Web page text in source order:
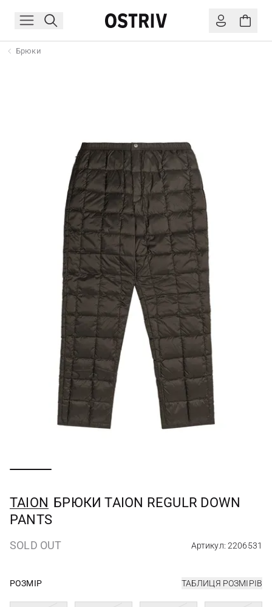
Брюки
TAION БРЮКИ TAION REGULR DOWN
PANTS
SOLD OUT Артикул: 2206531
РОЗМІР ТАБЛИЦЯ РОЗМІРІВ